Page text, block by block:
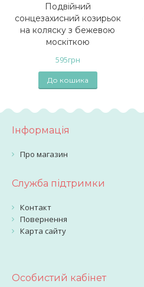
Подвійний
сонцезахисний козирьок
на коляску з бежевою
москіткою
595грн
До кошика
Інформація
Про магазин
Служба підтримки
Контакт
Повернення
Карта сайту
Особистий кабінет